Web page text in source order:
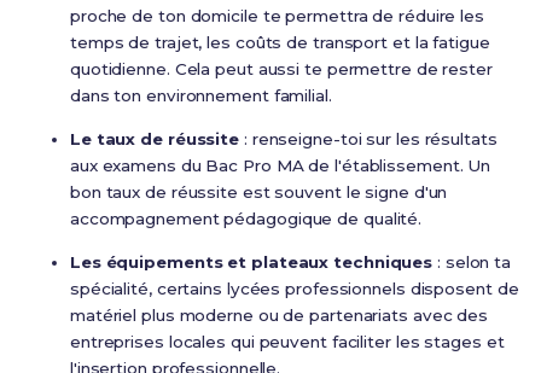
proche de ton domicile te permettra de réduire les
temps de trajet, les coûts de transport et la fatigue
quotidienne. Cela peut aussi te permettre de rester
dans ton environnement familial.
Le taux de réussite : renseigne-toi sur les résultats
aux examens du Bac Pro MA de l'établissement. Un
bon taux de réussite est souvent le signe d'un
accompagnement pédagogique de qualité.
Les équipements et plateaux techniques : selon ta
spécialité, certains lycées professionnels disposent de
matériel plus moderne ou de partenariats avec des
entreprises locales qui peuvent faciliter les stages et
l'insertion professionnelle.